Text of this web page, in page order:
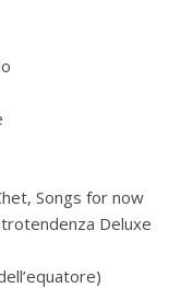
Songs for now
Deluxe